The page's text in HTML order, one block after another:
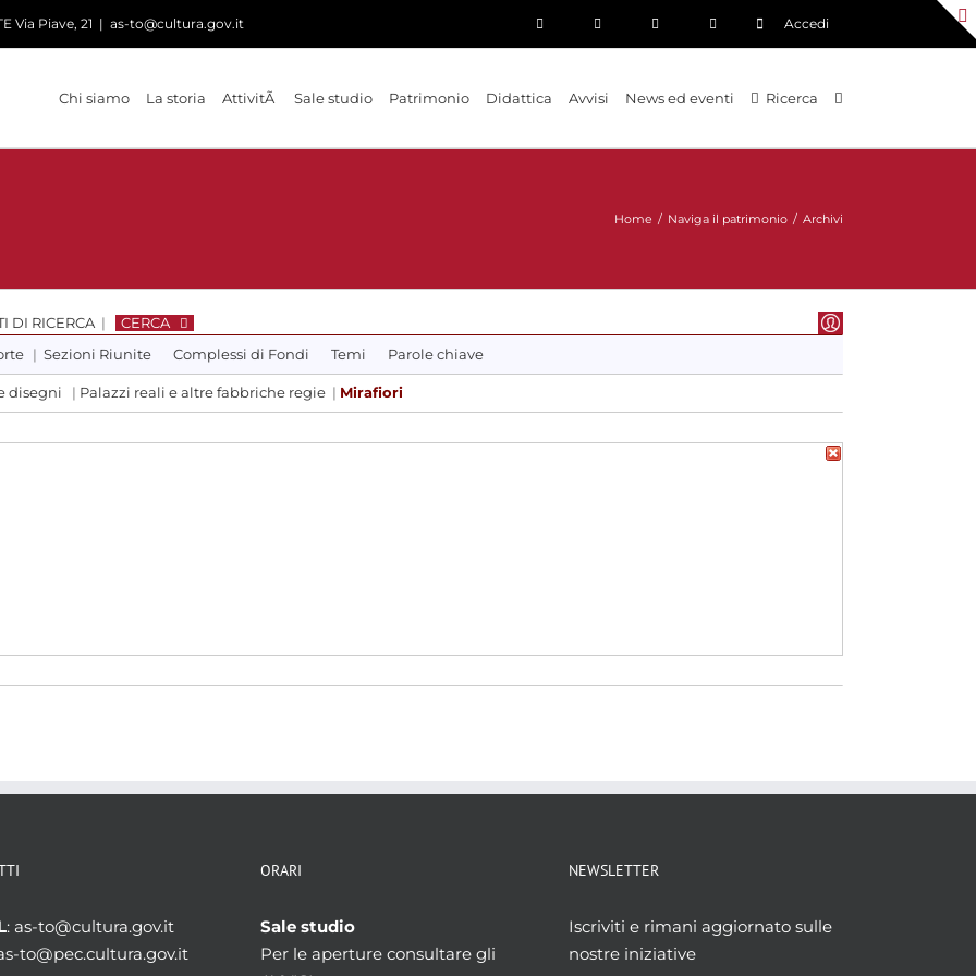
Via Piave, 21 | as-to@cultura.gov.it Accedi
Chi siamo La storia AttivitÃ Sale studio Patrimonio Didattica Avvisi News ed eventi Ricerca
Home / Naviga il patrimonio / Archivi
DI RICERCA |
CERCA
| Sezioni Riunite Complessi di Fondi Temi Parole chiave
disegni | Palazzi reali e altre fabbriche regie | Mirafiori
: as-to@cultura.gov.it
to@pec.cultura.gov.it
ORARI
Sale studio
Per le aperture consultare gli
NEWSLETTER
Iscriviti e rimani aggiornato sulle
nostre iniziative